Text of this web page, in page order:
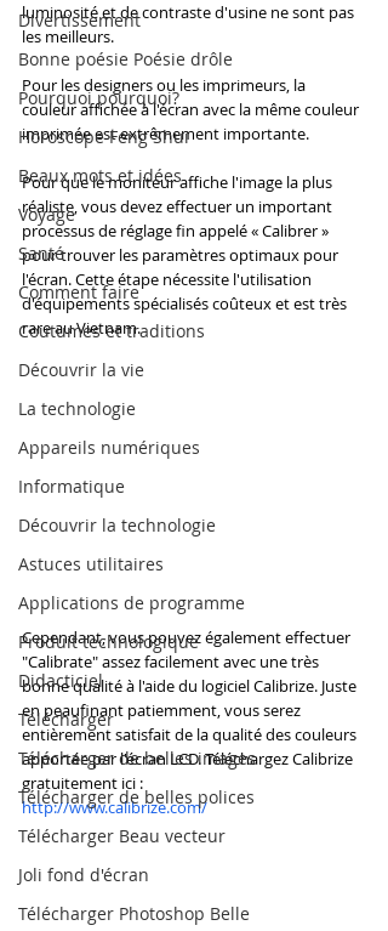
Divertissement
Bonne poésie Poésie drôle
Pourquoi pourquoi?
Horoscope Feng Shui
Beaux mots et idées
Voyage
Santé
Comment faire
Coutumes et traditions
Découvrir la vie
La technologie
Appareils numériques
Informatique
Découvrir la technologie
Astuces utilitaires
Applications de programme
Produit technologique
Didacticiel
Télécharger
Télécharger de belles images
Télécharger de belles polices
Télécharger Beau vecteur
Joli fond d'écran
Télécharger Photoshop Belle
luminosité et de contraste d'usine ne sont pas
les meilleurs.
Pour les designers ou les imprimeurs, la
couleur affichée à l'écran avec la même couleur
imprimée est extrêmement importante.
Pour que le moniteur affiche l'image la plus
réaliste, vous devez effectuer un important
processus de réglage fin appelé « Calibrer »
pour trouver les paramètres optimaux pour
l'écran. Cette étape nécessite l'utilisation
d'équipements spécialisés coûteux et est très
rare au Vietnam.
Cependant, vous pouvez également effectuer
"Calibrate" assez facilement avec une très
bonne qualité à l'aide du logiciel Calibrize. Juste
en peaufinant patiemment, vous serez
entièrement satisfait de la qualité des couleurs
apportée par l'écran LCD. Téléchargez Calibrize
gratuitement ici :
http://www.calibrize.com/